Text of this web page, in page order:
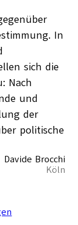
In
sich die
Nach
und
der
politische
Davide Brocchi
Köln